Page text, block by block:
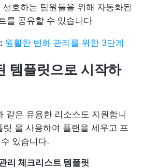
선호하는 팀원들을 위해 자동화된
를 공유할 수 있습니다
원활한 변화 관리를 위한 3단계
템플릿으로 시작하
같은 유용한 리소스도 지원합니
릿 을 사용하여 플랜을 세우고 프
있습니다.
리 체크리스트 템플릿